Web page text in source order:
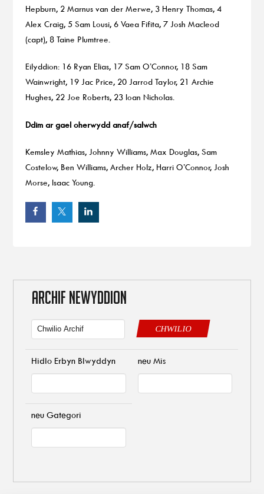
Hepburn, 2 Marnus van der Merwe, 3 Henry Thomas, 4
Alex Craig, 5 Sam Lousi, 6 Vaea Fifita, 7 Josh Macleod
(capt), 8 Taine Plumtree.
Eilyddion: 16 Ryan Elias, 17 Sam O’Connor, 18 Sam
Wainwright, 19 Jac Price, 20 Jarrod Taylor, 21 Archie
Hughes, 22 Joe Roberts, 23 Ioan Nicholas.
Ddim ar gael oherwydd anaf/salwch
Kemsley Mathias, Johnny Williams, Max Douglas, Sam
Costelow, Ben Williams, Archer Holz, Harri O’Connor, Josh
Morse, Isaac Young.
ARCHIF NEWYDDION
CHWILIO
Hidlo Erbyn Blwyddyn neu Mis
neu Gategori